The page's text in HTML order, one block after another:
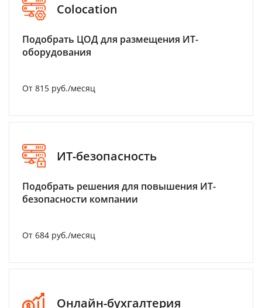
Colocation
Подобрать ЦОД для размещения ИТ-
оборудования
От 815 руб./месяц
ИТ-безопасность
Подобрать решения для повышения ИТ-
безопасности компании
От 684 руб./месяц
Онлайн-бухгалтерия